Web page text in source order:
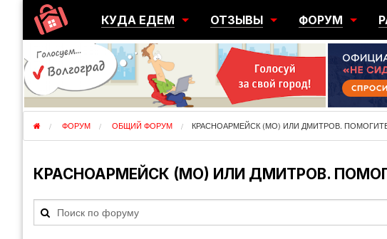
КУДА ЕДЕМ
ГОРОДА
РЕГИОНЫ
ОТЗЫВЫ
ПЕРЕЕЗДЫ
ЭМИГРАЦИЯ
ФОРУМ
ЮЖНЫЙ
ФОРУМ ОБЩИЙ ФОРУМ КРАСНОАРМЕЙСК (МО) ИЛИ ДМИТРОВ.
КРАСНОАРМЕЙСК (МО) ИЛИ ДМИТРОВ.